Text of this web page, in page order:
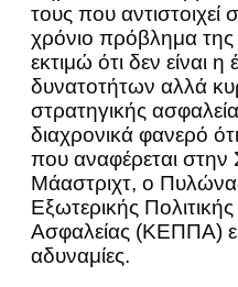
τους που
χρόνιο πρόβλημα
εκτιμώ ότι δεν είναι
δυνατοτήτων αλλά
στρατηγικής
διαχρονικά φανερό
που αναφέρεται στην
Μάαστριχτ, ο
Εξωτερικής Πολιτικής
Ασφαλείας (ΚΕΠΠΑ)
αδυναμίες.